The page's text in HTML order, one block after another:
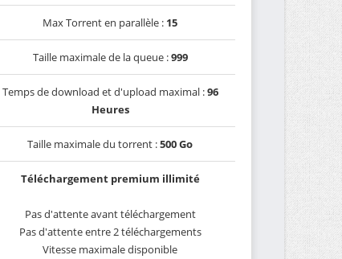
Max Torrent en parallèle : 15
Taille maximale de la queue :999
Temps de download et d'upload maximal :96
Heures
Taille maximale du torrent :500 Go
Téléchargement premium illimité
Pas d'attente avant téléchargement
Pas d'attente entre 2 téléchargements
Vitesse maximale disponible